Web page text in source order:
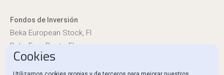
Fondos de Inversión
Beka European Stock, FI
Beka Euro Renta, FI
Cookies